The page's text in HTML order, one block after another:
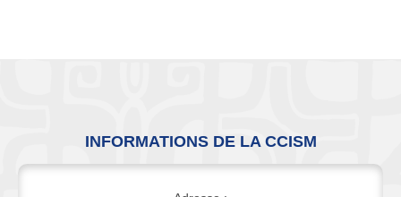
INFORMATIONS DE LA CCISM